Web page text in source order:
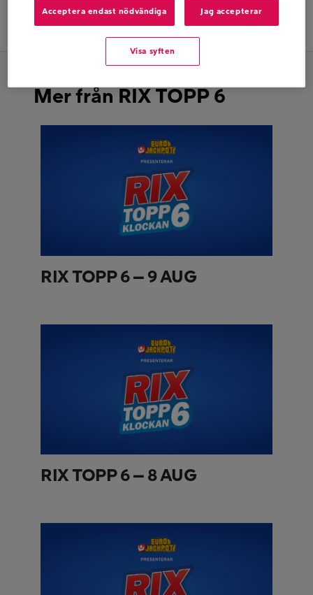
Dela på facebook
Mer från RIX TOPP 6
RIX TOPP 6 – 9 AUG
RIX TOPP 6 – 8 AUG
Acceptera endast nödvändiga Jag accepterar
Visa syften